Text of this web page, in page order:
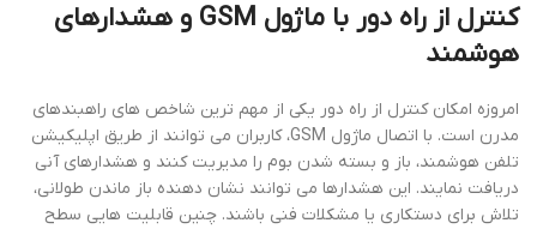
کنترل از راه دور با ماژول GSM و هشدارهای
هوشمند
امروزه امکان کنترل از راه دور یکی از مهم ترین شاخص های راهبندهای
مدرن است. با اتصال ماژول GSM، کاربران می توانند از طریق اپلیکیشن
تلفن هوشمند، باز و بسته شدن بوم را مدیریت کنند و هشدارهای آنی
دریافت نمایند. این هشدارها می توانند نشان دهنده باز ماندن طولانی،
تلاش برای دستکاری یا مشکلات فنی باشند. چنین قابلیت هایی سطح